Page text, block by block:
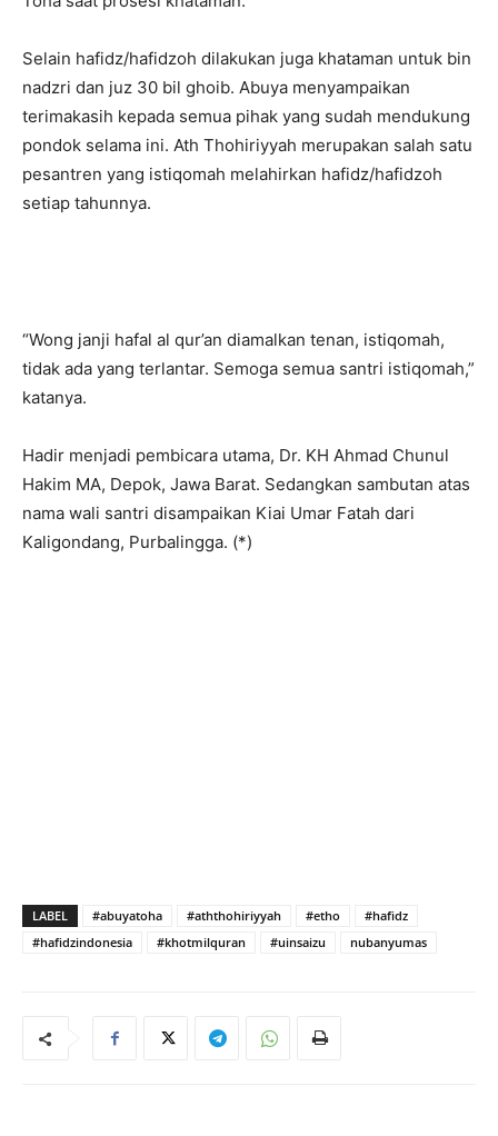
Selain hafidz/hafidzoh dilakukan juga khataman untuk bin
nadzri dan juz 30 bil ghoib. Abuya menyampaikan
terimakasih kepada semua pihak yang sudah mendukung
pondok selama ini. Ath Thohiriyyah merupakan salah satu
pesantren yang istiqomah melahirkan hafidz/hafidzoh
setiap tahunnya.
“Wong janji hafal al qur’an diamalkan tenan, istiqomah,
tidak ada yang terlantar. Semoga semua santri istiqomah,”
katanya.
Hadir menjadi pembicara utama, Dr. KH Ahmad Chunul
Hakim MA, Depok, Jawa Barat. Sedangkan sambutan atas
nama wali santri disampaikan Kiai Umar Fatah dari
Kaligondang, Purbalingga. (*)
LABEL #abuyatoha #aththohiriyyah #etho
#hafidz
#hafidzindonesia
#khotmilquran #uinsaizu nubanyumas